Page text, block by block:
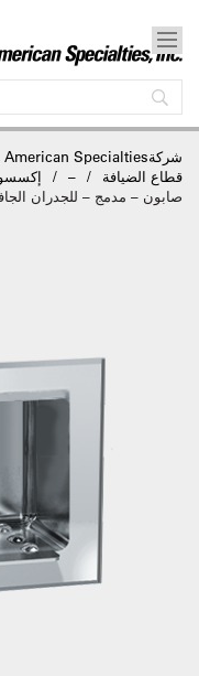
شركةAmerican Specialties
قطاع الضيافة
–
صابون – مدمج – للجدران